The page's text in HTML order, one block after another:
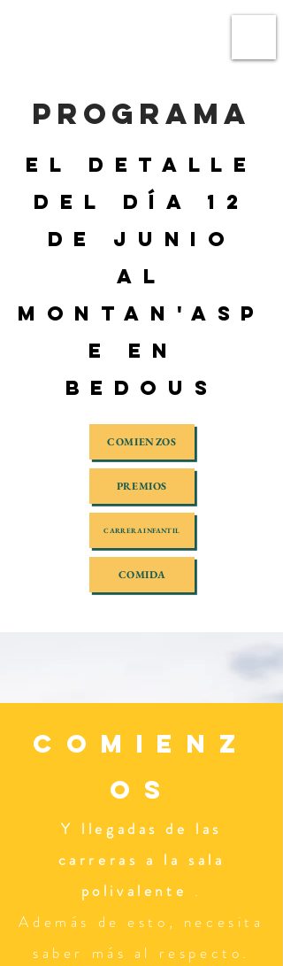
PROGRAMA
El detalle
del día 12
de junio
al
Montan'Asp
e en
Bedous
COMIENZOS
PREMIOS
CARRERA INFANTIL
COMIDA
COMIENZ
OS
Y llegadas de las
carreras a la sala
polivalente .
Además de esto, necesita
saber más al respecto.